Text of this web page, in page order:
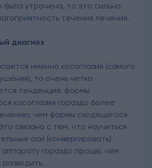
была утрачена, то это сильно
течения лечения.
диагноз
именно косоглазия (самого
то очень четко
тенденция: формы
косоглазия гораздо более
чем формы сходящегося
связано с тем, что научиться
оси (конвергировать)
аппарату гораздо проще, чем
разводить.